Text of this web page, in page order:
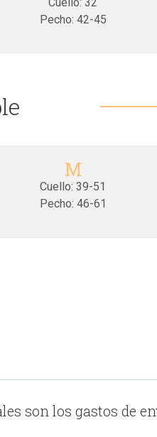
Pecho: 42-45
M
Cuello: 39-51
Pecho: 46-61
son los gastos de